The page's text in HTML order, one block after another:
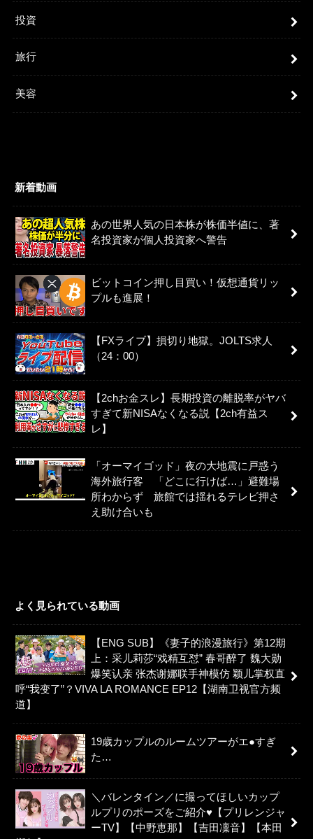
投資
旅行
美容
新着動画
あの世界人気の日本株が株価半値に、著
名投資家が個人投資家へ警告
ビットコイン押し目買い！仮想通貨リッ
プルも進展！
【FXライブ】損切り地獄。JOLTS求人
（24：00）
【2chお金スレ】長期投資の離脱率がヤバ
すぎて新NISAなくなる説【2ch有益ス
レ】
「オーマイゴッド」夜の大地震に戸惑う
海外旅行客 「どこに行けば…」避難場
所わからず 旅館では揺れるテレビ押さ
え助け合いも
よく見られている動画
【ENG SUB】《妻子的浪漫旅行》第12期
上：采儿莉莎“戏精互怼” 春哥醉了 魏大勋
爆笑认亲 张杰谢娜联手神模仿 颖儿掌权直
呼“我变了”？VIVA LA ROMANCE EP12【湖南卫视官方频
道】
19歳カップルのルームツアーがエ●すぎ
た…
＼バレンタイン／に撮ってほしいカップ
ルプリのポーズをご紹介♥【プリレンジャ
ーTV】【中野恵那】【吉田凜音】【本田